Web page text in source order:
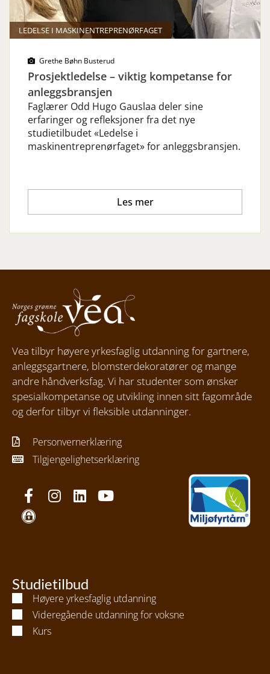
LEDELSE I MASKINENTREPRENØRFAGET
Grethe Bøhn Busterud
Prosjektledelse – viktig kompetanse for
anleggsbransjen
Faglærer Odd Hugo Gauslaa deler sine
erfaringer og refleksjoner fra det nye
studietilbudet «Ledelse i
maskinentreprenørfaget» for anleggsbransjen.
Les mer
Vea tilbyr høyere yrkesfaglig utdanning for gartnere,
anleggsgartnere, blomsterdekoratører og mange
andre håndverksfag. Vi har studenter som ønsker
spesialkompetanse og utvikling innen sitt fagområde
og derfor tilbyr vi fleksible utdanninger.
Personvernerklæring
Tilgjengelighetserklæring
Studietilbud
Høyere yrkesfaglig utdanning
Videregående utdanning for voksne
Kurs